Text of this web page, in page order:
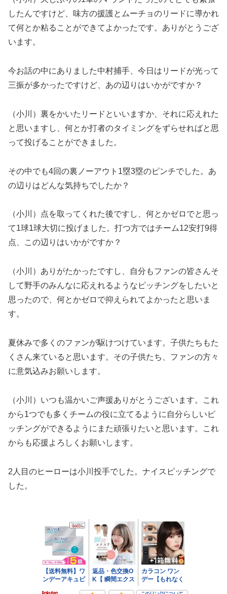
したんですけど、味方の援護とムーチョのリードに導かれ
て何とか粘ることができてよかったです。ありがとうござ
います。
今お話の中にありました中村捕手、今日はリードが光って
三振が多かったですけど、あの辺りはいかがですか？
（小川）裏をかいたリードといいますか、それに応えれた
と思いますし、何とか打者のタイミングをずらせればと思
って投げることができました。
その中でも4回の裏ノーアウト1塁3塁のピンチでした。あ
の辺りはどんな気持ちでしたか？
（小川）点を取ってくれた後ですし、何とかゼロでと思っ
て1球1球大切に投げました。打つ方ではチーム12安打9得
点、この辺りはいかがですか？
（小川）ありがたかったですし、自分もファンの皆さんそ
して野手のみんなに応えれるようなピッチングをしたいと
思ったので、何とかゼロで抑えられてよかったと思いま
す。
夏休みで多くのファンが駆けつけています。子供たちもた
くさん来ていると思います。その子供たち、ファンの方々
に意気込みお願いします。
（小川）いつも温かいご声援ありがとうございます。これ
から1つでも多くチームの役に立てるように自分らしいピ
ッチングができるようにまた頑張りたいと思います。これ
からも応援よろしくお願いします。
2人目のヒーローは小川投手でした。ナイスピッチングで
した。